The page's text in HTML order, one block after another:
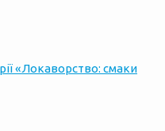
«Локаворство: смаки